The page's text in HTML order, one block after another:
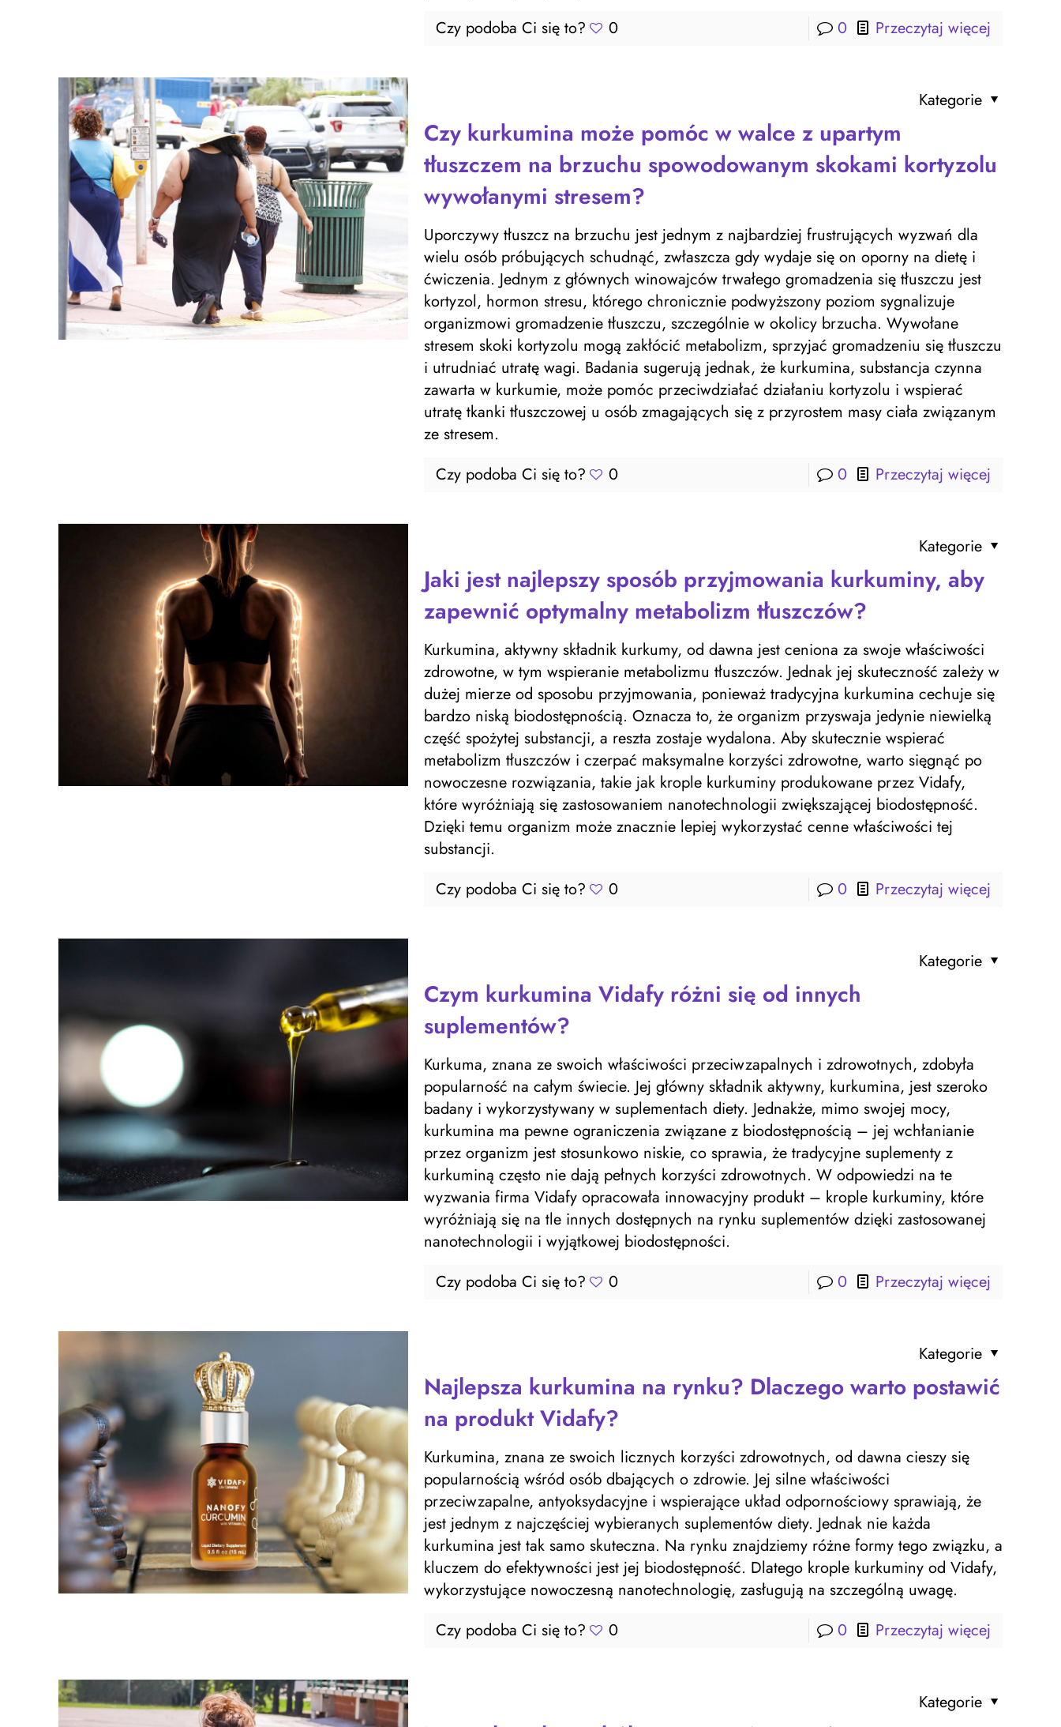
Czy podoba Ci się to?
0 0 Przeczytaj więcej
Kategorie
Czy kurkumina może pomóc w walce z upartym
tłuszczem na brzuchu spowodowanym skokami kortyzolu
wywołanymi stresem?
Uporczywy tłuszcz na brzuchu jest jednym z najbardziej frustrujących wyzwań dla
wielu osób próbujących schudnąć, zwłaszcza gdy wydaje się on oporny na dietę i
ćwiczenia. Jednym z głównych winowajców trwałego gromadzenia się tłuszczu jest
kortyzol, hormon stresu, którego chronicznie podwyższony poziom sygnalizuje
organizmowi gromadzenie tłuszczu, szczególnie w okolicy brzucha. Wywołane
stresem skoki kortyzolu mogą zakłócić metabolizm, sprzyjać gromadzeniu się tłuszczu
i utrudniać utratę wagi. Badania sugerują jednak, że kurkumina, substancja czynna
zawarta w kurkumie, może pomóc przeciwdziałać działaniu kortyzolu i wspierać
utratę tkanki tłuszczowej u osób zmagających się z przyrostem masy ciała związanym
ze stresem.
Czy podoba Ci się to?
0 0 Przeczytaj więcej
Kategorie
Jaki jest najlepszy sposób przyjmowania kurkuminy, aby
zapewnić optymalny metabolizm tłuszczów?
Kurkumina, aktywny składnik kurkumy, od dawna jest ceniona za swoje właściwości
zdrowotne, w tym wspieranie metabolizmu tłuszczów. Jednak jej skuteczność zależy w
dużej mierze od sposobu przyjmowania, ponieważ tradycyjna kurkumina cechuje się
bardzo niską biodostępnością. Oznacza to, że organizm przyswaja jedynie niewielką
część spożytej substancji, a reszta zostaje wydalona. Aby skutecznie wspierać
metabolizm tłuszczów i czerpać maksymalne korzyści zdrowotne, warto sięgnąć po
nowoczesne rozwiązania, takie jak krople kurkuminy produkowane przez Vidafy,
które wyróżniają się zastosowaniem nanotechnologii zwiększającej biodostępność.
Dzięki temu organizm może znacznie lepiej wykorzystać cenne właściwości tej
substancji.
Czy podoba Ci się to?
0 0 Przeczytaj więcej
Kategorie
Czym kurkumina Vidafy różni się od innych
suplementów?
Kurkuma, znana ze swoich właściwości przeciwzapalnych i zdrowotnych, zdobyła
popularność na całym świecie. Jej główny składnik aktywny, kurkumina, jest szeroko
badany i wykorzystywany w suplementach diety. Jednakże, mimo swojej mocy,
kurkumina ma pewne ograniczenia związane z biodostępnością – jej wchłanianie
przez organizm jest stosunkowo niskie, co sprawia, że tradycyjne suplementy z
kurkuminą często nie dają pełnych korzyści zdrowotnych. W odpowiedzi na te
wyzwania firma Vidafy opracowała innowacyjny produkt – krople kurkuminy, które
wyróżniają się na tle innych dostępnych na rynku suplementów dzięki zastosowanej
nanotechnologii i wyjątkowej biodostępności.
Czy podoba Ci się to?
0 0 Przeczytaj więcej
Kategorie
Najlepsza kurkumina na rynku? Dlaczego warto postawić
na produkt Vidafy?
Kurkumina, znana ze swoich licznych korzyści zdrowotnych, od dawna cieszy się
popularnością wśród osób dbających o zdrowie. Jej silne właściwości
przeciwzapalne, antyoksydacyjne i wspierające układ odpornościowy sprawiają, że
jest jednym z najczęściej wybieranych suplementów diety. Jednak nie każda
kurkumina jest tak samo skuteczna. Na rynku znajdziemy różne formy tego związku, a
kluczem do efektywności jest jej biodostępność. Dlatego krople kurkuminy od Vidafy,
wykorzystujące nowoczesną nanotechnologię, zasługują na szczególną uwagę.
Czy podoba Ci się to?
0 0 Przeczytaj więcej
Kategorie